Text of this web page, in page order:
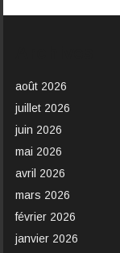
août 2026
juillet 2026
juin 2026
mai 2026
avril 2026
mars 2026
février 2026
janvier 2026